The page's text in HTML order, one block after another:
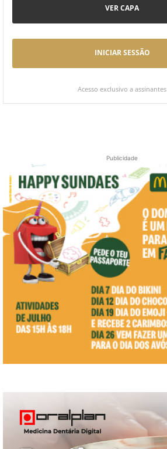
VER CAPA
INICIAR SESSÃO
Acesso exclusivo a assinantes
Publicidade